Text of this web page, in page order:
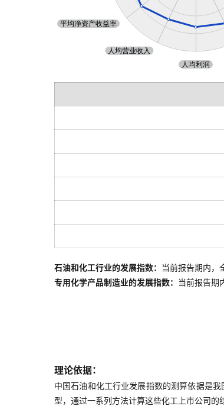
石油和化工行业的发展指数： 当前报告期内，
专用化学产品制造业的发展指数： 当前报告期
理论依据：
中国石油和化工行业发展指数的测算依据是
型，通过一系列方法计算这些化工上市公司的